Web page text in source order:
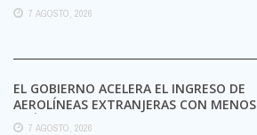
7 AGOSTO, 2026
EL GOBIERNO ACELERA EL INGRESO DE
AEROLÍNEAS EXTRANJERAS CON MENOS
TRÁMITES
7 AGOSTO, 2026